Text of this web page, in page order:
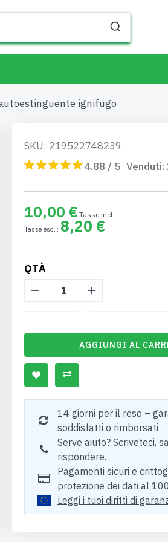
ignifugo
SKU: 219522748239
4.88 / 5 Venduti:
10,00 €
8,20 €
QTÀ
AGGIUNGI AL
14 giorni per il reso –
soddisfatti o rimborsati
Serve aiuto? Scriveteci,
rispondere.
Pagamenti sicuri e
protezione dei dati al
Leggi i tuoi diritti di